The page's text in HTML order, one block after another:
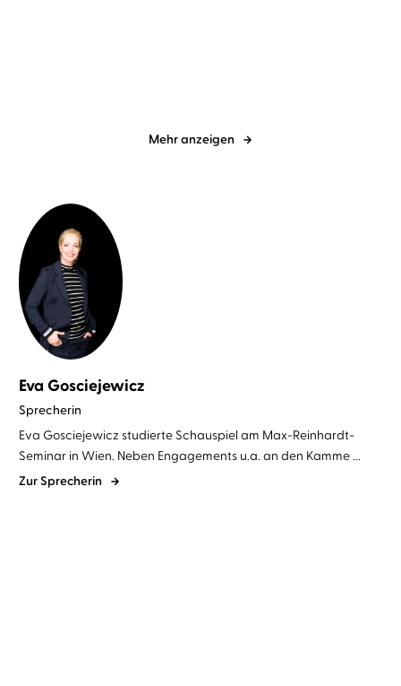
Mehr anzeigen
Eva Gosciejewicz
Sprecherin
Eva Gosciejewicz studierte Schauspiel am Max-Reinhardt-
Seminar in Wien. Neben Engagements u.a. an den Kamme ...
Zur Sprecherin